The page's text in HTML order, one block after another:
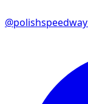
@polishspeedway